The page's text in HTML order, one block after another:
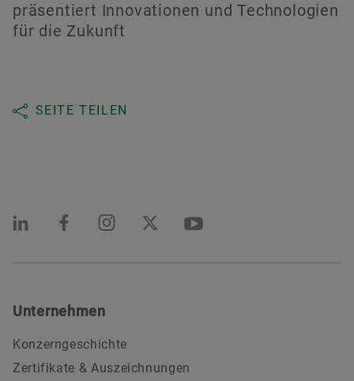
präsentiert Innovationen und Technologien
für die Zukunft
SEITE TEILEN
Unternehmen
Konzerngeschichte
Zertifikate & Auszeichnungen